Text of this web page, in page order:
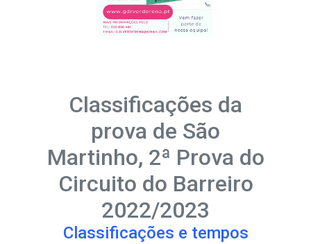
Classificações da
prova de São
Martinho, 2ª Prova do
Circuito do Barreiro
2022/2023
Classificações e tempos